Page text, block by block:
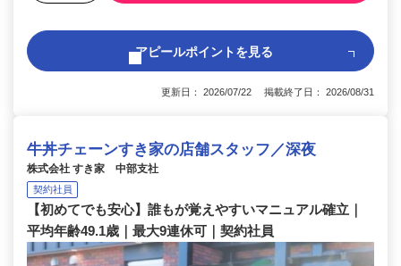
アピールポイントを見る
更新日： 2026/07/22 掲載終了日： 2026/08/31
牛丼チェーンすき家の店舗スタッフ／深夜
株式会社 すき家 中部支社
契約社員
【初めてでも安心】誰もが覚えやすいマニュアル確立｜
平均年齢49.1歳｜最大9連休可｜契約社員